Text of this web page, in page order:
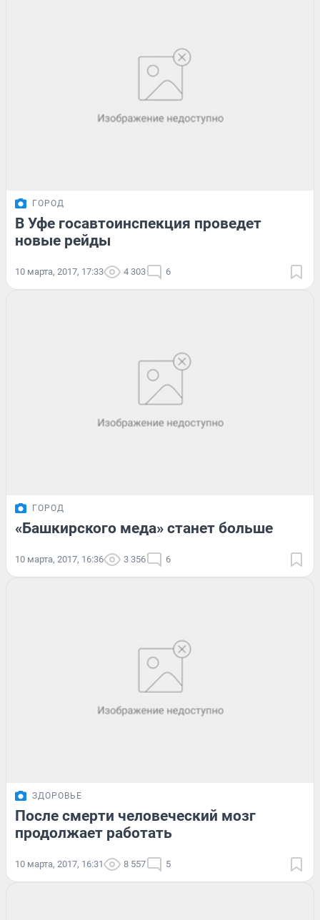
ГОРОД
В Уфе госавтоинспекция проведет
новые рейды
10 марта, 2017, 17:33 4 303 6
ГОРОД
«Башкирского меда» станет больше
10 марта, 2017, 16:36 3 356 6
ЗДОРОВЬЕ
После смерти человеческий мозг
продолжает работать
10 марта, 2017, 16:31 8 557 5